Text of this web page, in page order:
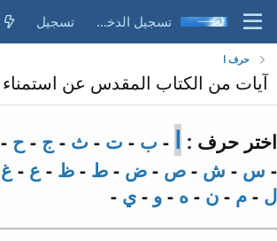
تسجيل الدخول تسجيل
حرف ا
آيات من الكتاب المقدس عن استمناء
اختر حرف : ا - ب - ت - ث - ج - ح -
- س - ش - ص - ض - ط - ظ - ع - غ
ل - م - ن - ه - و - ي -